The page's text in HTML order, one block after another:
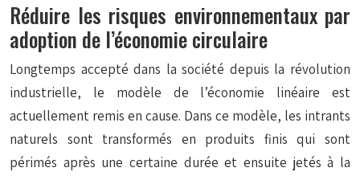
Réduire les risques environnementaux par
adoption de l’économie circulaire
Longtemps accepté dans la société depuis la révolution
industrielle, le modèle de l’économie linéaire est
actuellement remis en cause. Dans ce modèle, les intrants
naturels sont transformés en produits finis qui sont
périmés après une certaine durée et ensuite jetés à la